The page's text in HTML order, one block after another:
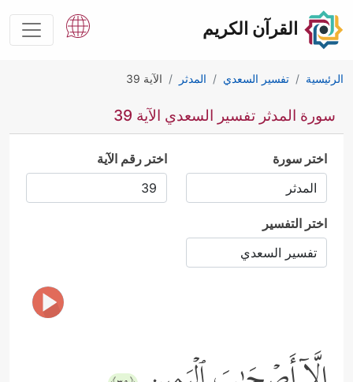
القرآن الكريم
الرئيسية تفسير السعدي المدثر الآية 39
سورة المدثر تفسير السعدي الآية 39
اختر سورة اختر رقم الآية
اختر التفسير